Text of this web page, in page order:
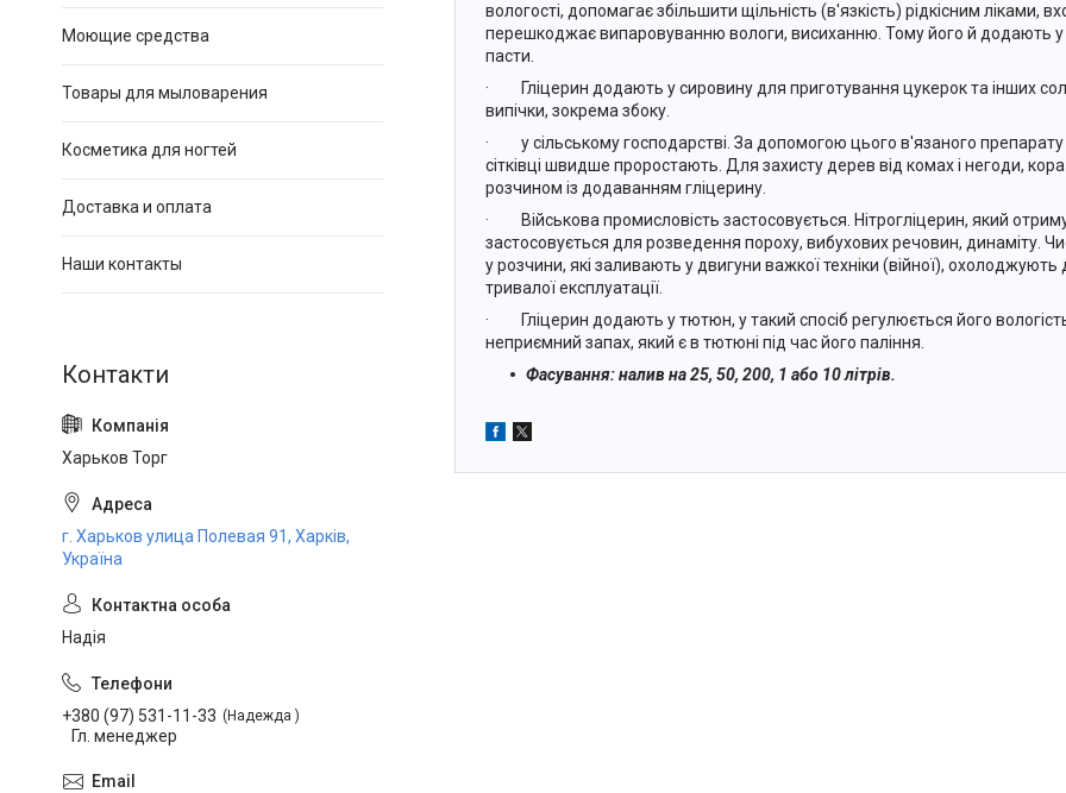
вологості, допомагає збільшити щільність (в'язкість) рідкісним ліками,
перешкоджає випаровуванню вологи, висиханню. Тому його й додають у
пасти.
· Гліцерин додають у сировину для приготування цукерок та інших
випічки, зокрема збоку.
· у сільському господарстві. За допомогою цього в'язаного препарату
сітківці швидше проростають. Для захисту дерев від комах і негоди,
розчином із додаванням гліцерину.
· Військова промисловість застосовується. Нітрогліцерин, який
застосовується для розведення пороху, вибухових речовин, динаміту.
у розчини, які заливають у двигуни важкої техніки (війної), охолоджують
тривалої експлуатації.
· Гліцерин додають у тютюн, у такий спосіб регулюється його
неприємний запах, який є в тютюні під час його паління.
Фасування: налив на 25, 50, 200, 1 або 10 літрів.
Моющие средства
Товары для мыловарения
Косметика для ногтей
Доставка и оплата
Наши контакты
Харьков Торг
г. Харьков улица Полевая 91, Харків,
Україна
Надія
+380 (97) 531-11-33 Надежда
Гл. менеджер